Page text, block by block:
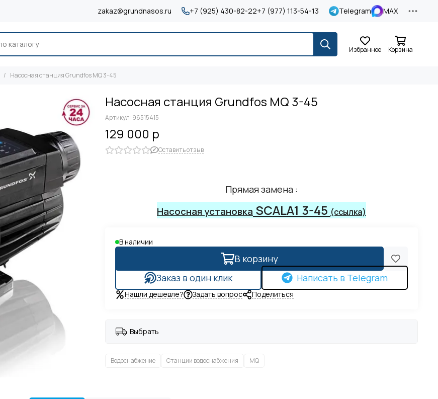
zakaz@grundnasos.ru +7 (925) 430-82-22+7 (977) 113-54-13 Telegram MAX
Избранное Корзина
Насосная станция Grundfos MQ 3-45
Насосная станция Grundfos MQ 3-45
Артикул: 96515415
129 000 р
Оставить отзыв
Прямая замена :
Насосная установка SCALA1 3-45 (ссылка)
В наличии
В корзину
Заказ в один клик
Написать в Telegram
Нашли дешевле? Задать вопрос Поделиться
Выбрать
Водоснабжение Станции водоснабжения MQ